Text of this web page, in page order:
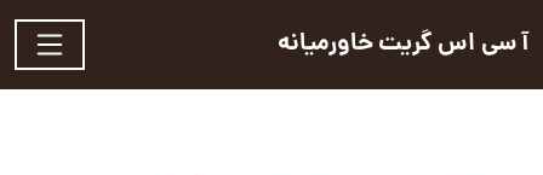
آ سی اس گریت خاورمیانه